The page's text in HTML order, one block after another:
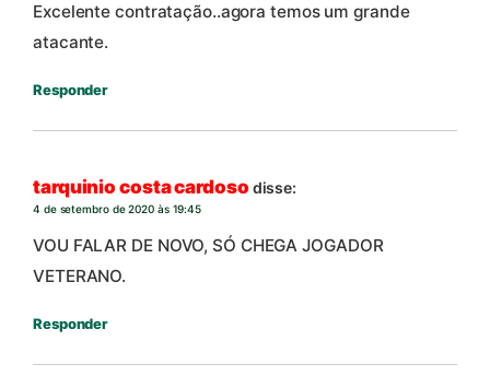
Excelente contratação..agora temos um grande
atacante.
Responder
tarquinio costa cardoso disse:
4 de setembro de 2020 às 19:45
VOU FALAR DE NOVO, SÓ CHEGA JOGADOR
VETERANO.
Responder